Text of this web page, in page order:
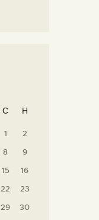
С Н
1
2
8
9
15
16
22
23
29
30